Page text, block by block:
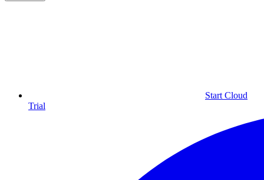
Start Cloud
Trial